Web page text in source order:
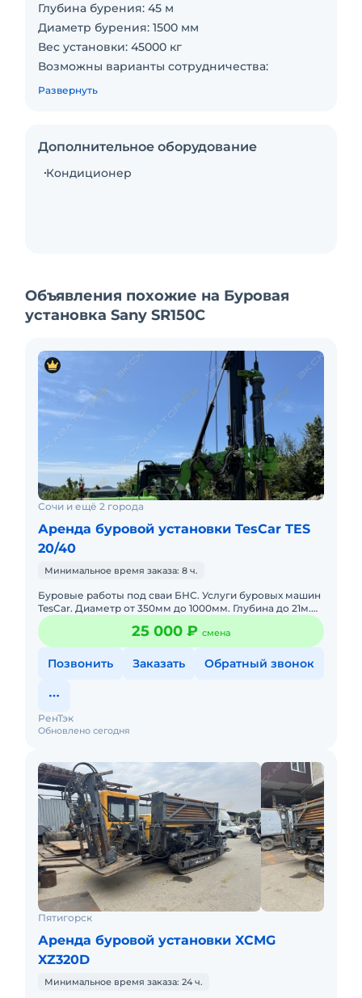
Глубина бурения: 45 м
Диаметр бурения: 1500 мм
Вес установки: 45000 кг
Возможны варианты сотрудничества:
Субподряд
Буронабивные сваи.С оператором. Топливо
отдельно. Долгосрочная аренда. Техника с
Развернуть
Дополнительное оборудование
Кондиционер
Объявления похожие на Буровая
установка Sany SR150C
Сочи и ещё 2 города
Аренда буровой установки TesCar TES
20/40
Минимальное время заказа: 8 ч.
Буровые работы под сваи БНС. Услуги буровых машин
TesCar. Диаметр от 350мм до 1000мм. Глубина до 21м.
Работаем с НДС.
25 000 ₽ смена
Позвонить Заказать Обратный звонок
Обновлено сегодня
РенТэк
Пятигорск
Аренда буровой установки XCMG
XZ320D
Минимальное время заказа: 24 ч.